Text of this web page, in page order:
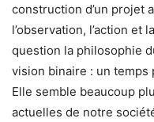
construction d’un projet
l’observation, l’action et
question la philosophie
vision binaire : un temps
Elle semble beaucoup
actuelles de notre